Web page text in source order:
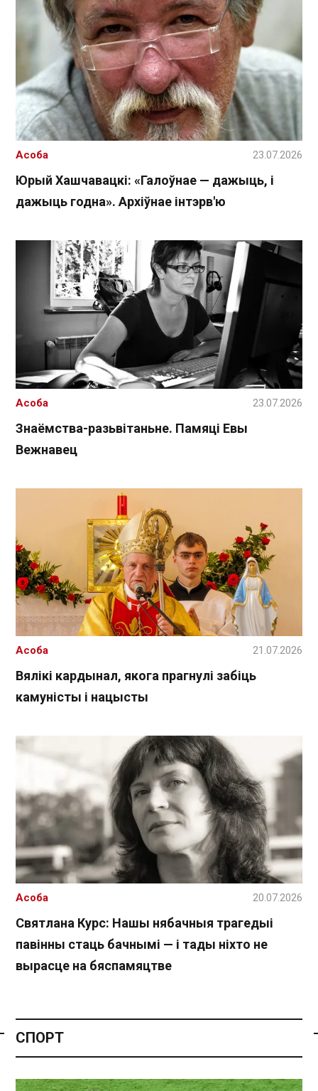
Юрый Хашчавацкі: «Галоўнае — дажыць, і
дажыць годна». Архіўнае інтэрв'ю
Асоба 23.07.2026
Знаёмства-разьвітаньне. Памяці Евы
Вежнавец
Асоба 23.07.2026
Вялікі кардынал, якога прагнулі забіць
камуністы і нацысты
Асоба 21.07.2026
Святлана Курс: Нашы нябачныя трагедыі
павінны стаць бачнымі — і тады ніхто не
вырасце на бяспамяцтве
Асоба 20.07.2026
СПОРТ